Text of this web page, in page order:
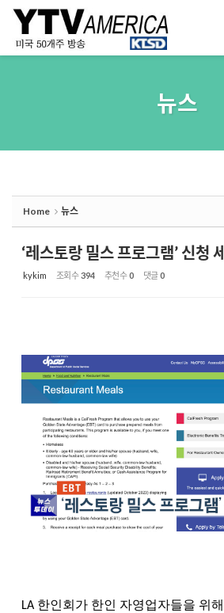
뉴스
Home 뉴스
‘레스토랑 밀스 프로그램’ 신청
kykim 조회 수394 추천 수0 댓글0
LA 한인회가 한인 자영업자들을 위해